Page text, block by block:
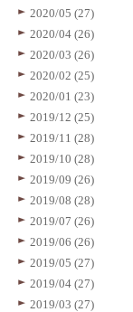
2020/05 (27)
2020/04 (26)
2020/03 (26)
2020/02 (25)
2020/01 (23)
2019/12 (25)
2019/11 (28)
2019/10 (28)
2019/09 (26)
2019/08 (28)
2019/07 (26)
2019/06 (26)
2019/05 (27)
2019/04 (27)
2019/03 (27)